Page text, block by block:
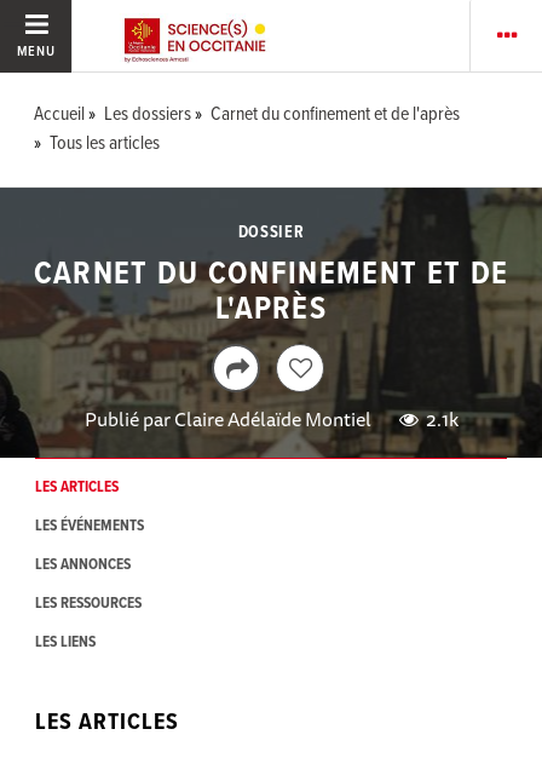
MENU
Accueil Les dossiers
Carnet du confinement et de l'après
Tous les articles
DOSSIER
CARNET DU CONFINEMENT ET DE
L'APRÈS
Publié parClaire Adélaïde Montiel 2.1k
LES ARTICLES
LES ÉVÉNEMENTS
LES ANNONCES
LES RESSOURCES
LES LIENS
LES ARTICLES